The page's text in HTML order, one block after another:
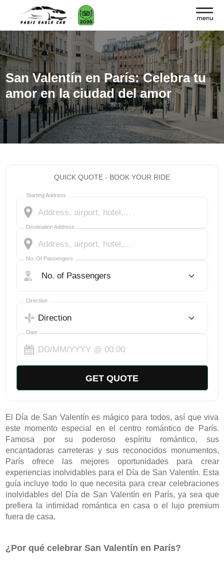
San Valentín en París: Celebra tu
amor en la ciudad del amor
QUICK QUOTE - BOOK YOUR RIDE
Starting Address
Destination Address
No. Of Passengers
No. Of Passengers
Direction
Select Trip Direction
Date
GET QUOTE
El Día de San Valentín es mágico para todos, así que viva
este momento especial en el centro romántico de París.
Famosa por su poderoso espíritu romántico, sus
encantadoras carreteras y sus reconocidos monumentos,
París ofrece las mejores oportunidades para crear
experiencias inolvidables para el Día de San Valentín. Esta
guía incluye todo lo que necesita para crear celebraciones
inolvidables del Día de San Valentín en París, ya sea que
prefiera la intimidad romántica en casa o el lujo premium
fuera de casa.
¿Por qué celebrar San Valentín en París?